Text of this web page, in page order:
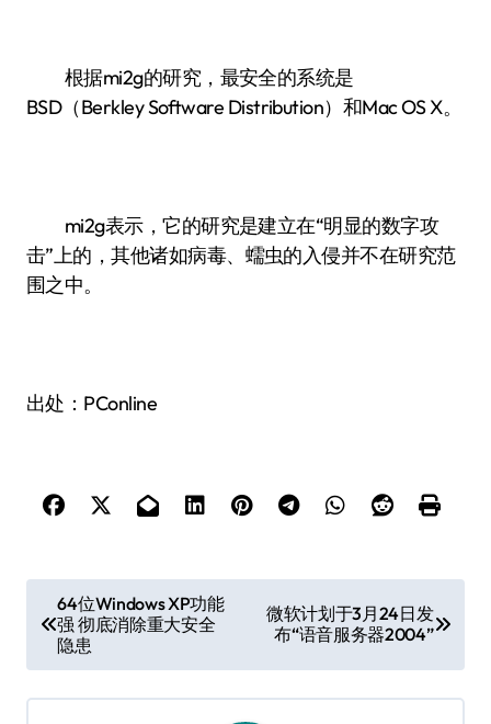
根据mi2g的研究，最安全的系统是
BSD（Berkley Software Distribution）和Mac OS X。
mi2g表示，它的研究是建立在“明显的数字攻
击”上的，其他诸如病毒、蠕虫的入侵并不在研究范
围之中。
出处：PConline
章
导
航
64位Windows XP功能
强 彻底消除重大安全
隐患
微软计划于3月24日发
布“语音服务器2004”